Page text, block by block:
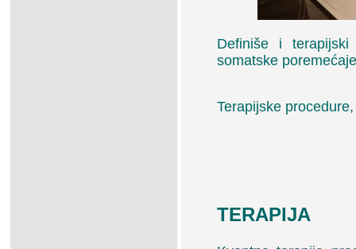
Definiše i
somatske
Terapijske
TERAPIJA